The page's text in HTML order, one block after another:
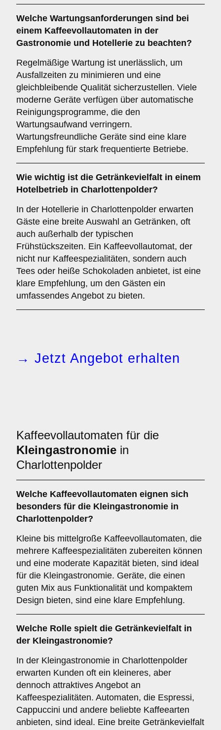
Welche Wartungsanforderungen sind bei
einem Kaffeevollautomaten in der
Gastronomie und Hotellerie zu beachten?
Regelmäßige Wartung ist unerlässlich, um
Ausfallzeiten zu minimieren und eine
gleichbleibende Qualität sicherzustellen. Viele
moderne Geräte verfügen über automatische
Reinigungsprogramme, die den
Wartungsaufwand verringern.
Wartungsfreundliche Geräte sind eine klare
Empfehlung für stark frequentierte Betriebe.
Wie wichtig ist die Getränkevielfalt in einem
Hotelbetrieb in Charlottenpolder?
In der Hotellerie in Charlottenpolder erwarten
Gäste eine breite Auswahl an Getränken, oft
auch außerhalb der typischen
Frühstückszeiten. Ein Kaffeevollautomat, der
nicht nur Kaffeespezialitäten, sondern auch
Tees oder heiße Schokoladen anbietet, ist eine
klare Empfehlung, um den Gästen ein
umfassendes Angebot zu bieten.
→ Jetzt Angebot erhalten
Kaffeevollautomaten für die
Kleingastronomie in
Charlottenpolder
Welche Kaffeevollautomaten eignen sich
besonders für die Kleingastronomie in
Charlottenpolder?
Kleine bis mittelgroße Kaffeevollautomaten, die
mehrere Kaffeespezialitäten zubereiten können
und eine moderate Kapazität bieten, sind ideal
für die Kleingastronomie. Geräte, die einen
guten Mix aus Funktionalität und kompaktem
Design bieten, sind eine klare Empfehlung.
Welche Rolle spielt die Getränkevielfalt in
der Kleingastronomie?
In der Kleingastronomie in Charlottenpolder
erwarten Kunden oft ein kleineres, aber
dennoch attraktives Angebot an
Kaffeespezialitäten. Automaten, die Espressi,
Cappuccini und andere beliebte Kaffeearten
anbieten, sind ideal. Eine breite Getränkevielfalt